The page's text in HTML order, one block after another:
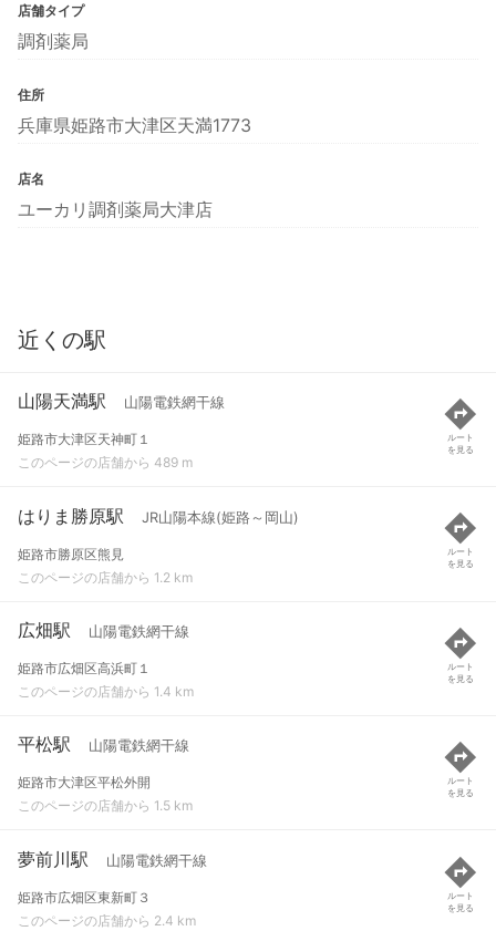
店舗タイプ
調剤薬局
住所
兵庫県姫路市大津区天満1773
店名
ユーカリ調剤薬局大津店
近くの駅
山陽天満駅 山陽電鉄網干線
姫路市大津区天神町１
このページの店舗から 489 m
ルート
を見る
はりま勝原駅 JR山陽本線(姫路～岡山)
姫路市勝原区熊見
このページの店舗から 1.2 km
ルート
を見る
広畑駅 山陽電鉄網干線
姫路市広畑区高浜町１
このページの店舗から 1.4 km
ルート
を見る
平松駅 山陽電鉄網干線
姫路市大津区平松外開
このページの店舗から 1.5 km
ルート
を見る
夢前川駅 山陽電鉄網干線
姫路市広畑区東新町３
このページの店舗から 2.4 km
ルート
を見る